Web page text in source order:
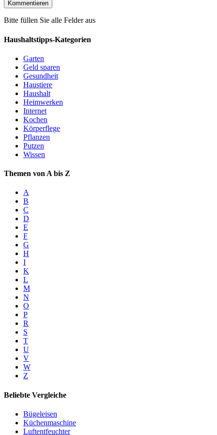
Bitte füllen Sie alle Felder aus
Haushaltstipps-Kategorien
Garten
Geld sparen
Gesundheit
Haustiere
Haushalt
Heimwerken
Internet
Kochen
Körperflege
Pflanzen
Putzen
Wissen
Themen von A bis Z
A
B
C
D
E
F
G
H
I
K
L
M
N
O
P
R
S
T
U
V
W
Z
Beliebte Vergleiche
Bügeleisen
Küchenmaschine
Luftentfeuchter